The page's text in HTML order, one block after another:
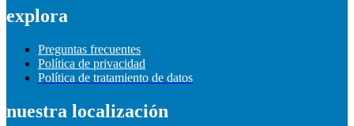
explora
Preguntas frecuentes
Política de privacidad
Política de tratamiento de datos
nuestra localización